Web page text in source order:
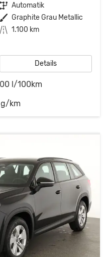
Getriebe Automatik
Außenfarbe Graphite Grau Metallic
Kilometerstand 1.100 km
Details
l/100km
km